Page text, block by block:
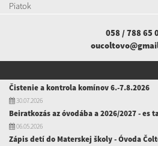
Piatok
058 / 788 65
Čistenie a kontrola komínov 6.-7.8.2026
30.07.2026
Beiratkozás az óvodába a 2026/2027 - es
06.05.2026
Zápis detí do Materskej školy - Óvoda